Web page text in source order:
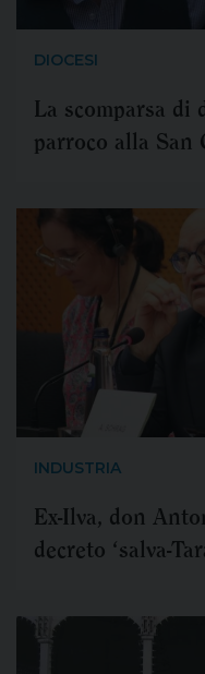
DIOCESI
La scomparsa di
parroco alla San
INDUSTRIA
Ex-Ilva, don
decreto ‘salva-